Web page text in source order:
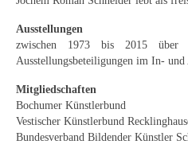
Motive
Abstraktion
Mediterrane
Norddeutsche
Ausstellungen
zwischen 1973 bis 2015 über
Ausstellungsbeteiligungen im In- und
Mitgliedschaften
Bochumer Künstlerbund
Vestischer Künstlerbund
Bundesverband Bildender Künstler